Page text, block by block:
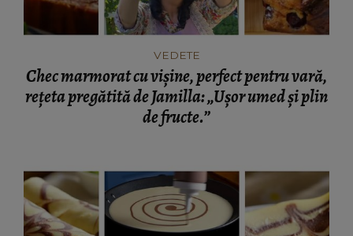
VEDETE
Chec marmorat cu vișine, perfect pentru vară,
rețeta pregătită de Jamilla: „Ușor umed și plin
de fructe.”